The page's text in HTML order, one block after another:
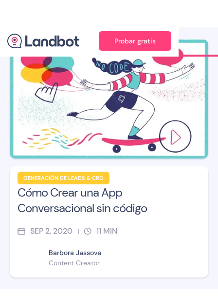
Probar gratis
GENERACIÓN DE LEADS & CRO
Cómo Crear una App
Conversacional sin código
SEP 2, 2020 | 11 MIN
Barbora Jassova
Content Creator
Ilustración: Jana Pérez